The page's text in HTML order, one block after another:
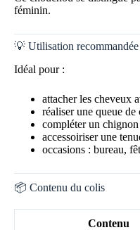
féminin.
💡 Utilisation recommandée
Idéal pour :
attacher les cheveux
réaliser une queue de
compléter un
accessoiriser une
occasions : bureau,
📦 Contenu du colis
Contenu